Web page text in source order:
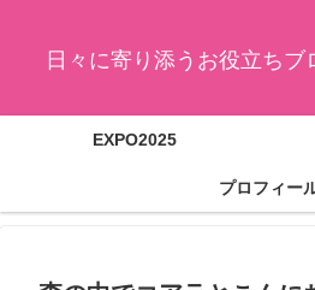
日々に寄り添うお役立ち
EXPO2025
プロフィー